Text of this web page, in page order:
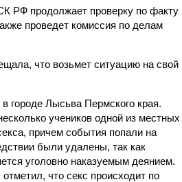
РФ продолжает проверку по факту
проведет комиссия по делам
что возьмет ситуацию на свой
в городе Лысьва Пермского края.
учеников одной из местных
причем события попали на
были удалены, так как
уголовно наказуемым деянием.
что секс происходит по